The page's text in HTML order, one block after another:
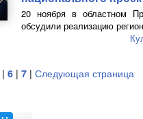
20 ноября в областном
обсудили реализацию
| 6 | 7 | Следующая страница